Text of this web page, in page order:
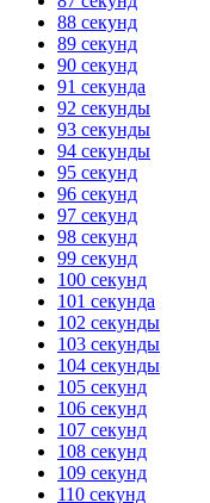
88 секунд
89 секунд
90 секунд
91 секунда
92 секунды
93 секунды
94 секунды
95 секунд
96 секунд
97 секунд
98 секунд
99 секунд
100 секунд
101 секунда
102 секунды
103 секунды
104 секунды
105 секунд
106 секунд
107 секунд
108 секунд
109 секунд
110 секунд